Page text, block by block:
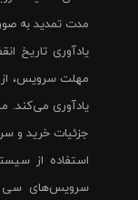
مدت تمدید به
مهلت سرویس، از
یادآوری می‌کند.
جزئیات خرید و
استفاده از
سرویس‌های سی